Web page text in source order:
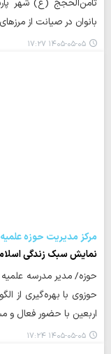
بانوان در صیانت از
۱۴۰۵-۰۵-۰۵ ۱۷:۲۷
مرکز مدیریت حوزه
نمایش سبک زندگی
حوزه/ مدیر مدرسه
حوزوی با بهره‌گیری از
اربعین با حضور فعال و
۱۴۰۵-۰۵-۰۵ ۱۷:۲۴